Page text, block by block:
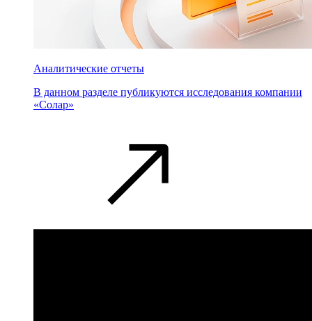
Аналитические отчеты
В данном разделе публикуются исследования компании
«Солар»